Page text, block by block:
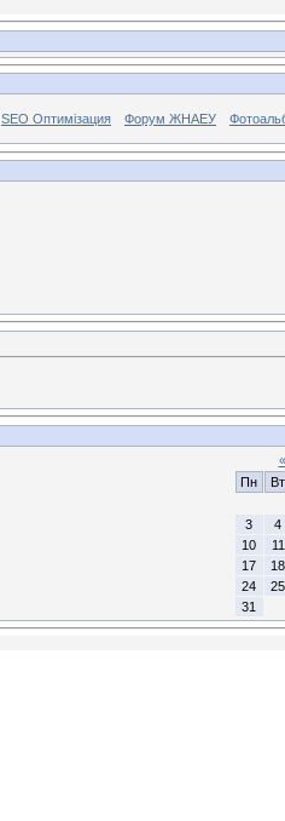
SEO Оптимізация Форум ЖНАЕУ
«
Пн
Вт
3
4
10
11
17
18
24
25
31